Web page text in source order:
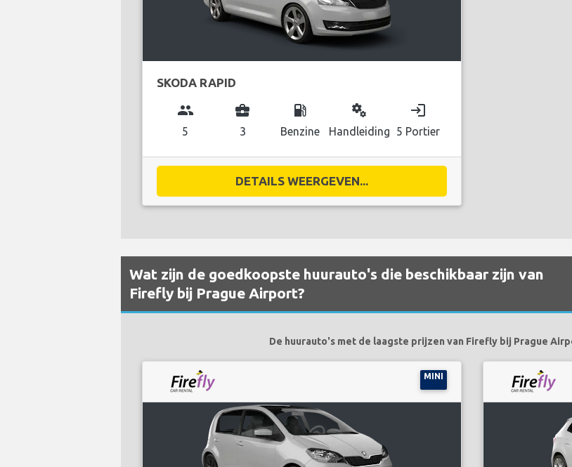
SKODA RAPID
group
5
business_center
3
local_gas_station
Benzine
miscellaneous_services
Handleiding
login
5 Portier
DETAILS WEERGEVEN...
Wat zijn de goedkoopste huurauto's die beschikbaar zijn van
Firefly bij Prague Airport?
De huurauto's met de laagste prijzen van Firefly bij Prague
MINI